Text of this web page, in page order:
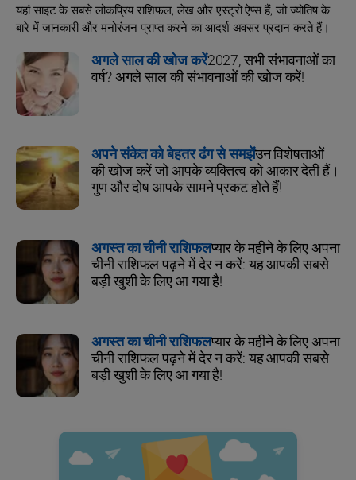
यहां साइट के सबसे लोकप्रिय राशिफल, लेख और एस्ट्रो ऐप्स हैं, जो ज्योतिष के
बारे में जानकारी और मनोरंजन प्राप्त करने का आदर्श अवसर प्रदान करते हैं।
अगले साल की खोज करें2027, सभी संभावनाओं का
वर्ष? अगले साल की संभावनाओं की खोज करें!
अपने संकेत को बेहतर ढंग से समझेंउन विशेषताओं
की खोज करें जो आपके व्यक्तित्व को आकार देती हैं।
गुण और दोष आपके सामने प्रकट होते हैं!
अगस्त का चीनी राशिफलप्यार के महीने के लिए अपना
चीनी राशिफल पढ़ने में देर न करें: यह आपकी सबसे
बड़ी खुशी के लिए आ गया है!
अगस्त का चीनी राशिफलप्यार के महीने के लिए अपना
चीनी राशिफल पढ़ने में देर न करें: यह आपकी सबसे
बड़ी खुशी के लिए आ गया है!